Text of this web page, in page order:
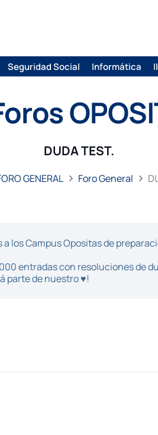
Seguridad Social Informática
DUDA TEST.
GENERAL Foro General
los Campus Opositas de
entradas con resoluciones de
parte de nuestro ♥!